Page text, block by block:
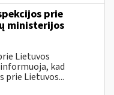
prie
ministerijos
Lietuvos
kad
prie Lietuvos...